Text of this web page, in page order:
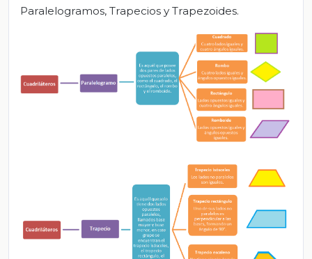
Paralelogramos, Trapecios y Trapezoides.